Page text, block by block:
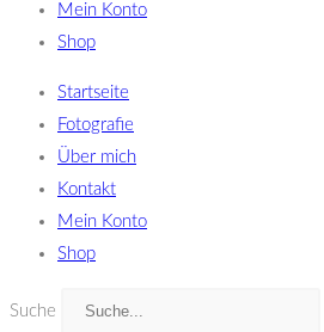
Mein Konto
Shop
Startseite
Fotografie
Über mich
Kontakt
Mein Konto
Shop
Suche